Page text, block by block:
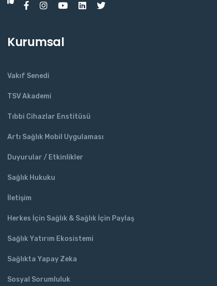
Kurumsal
Vakıf Senedi
TSV Akademi
Tıbbi Cihazlar Enstitüsü
Artı Sağlık Mobil Uygulaması
Duyurular / Etkinlikler
Sağlık Hukuku
İletişim
Herkes İçin Sağlık & Sağlık İçin Paylaş
Sağlık Yatırım Ekosistemi
Sağlıkta Yapay Zeka
Sosyal Sorumluluk